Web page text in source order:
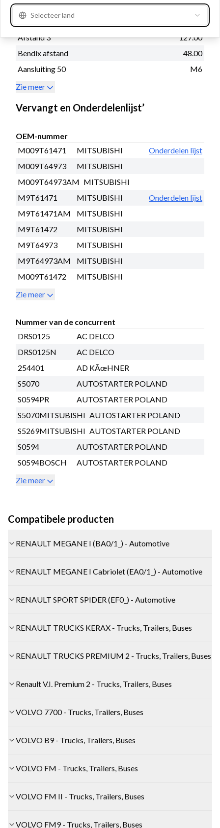
Afstand achter in mm
263.00
Afstand 2
Afstand 3
127.00
Bendix afstand
48.00
Aansluiting 50
M6
Zie meer
Vervangt en Onderdelenlijst’
OEM-nummer
M009T61471
MITSUBISHI
Onderdelen lijst
M009T64973
MITSUBISHI
M009T64973AM MITSUBISHI
M9T61471
MITSUBISHI
Onderdelen lijst
M9T61471AM
MITSUBISHI
M9T61472
MITSUBISHI
M9T64973
MITSUBISHI
M9T64973AM
MITSUBISHI
M009T61472
MITSUBISHI
Zie meer
Nummer van de concurrent
DRS0125
AC DELCO
DRS0125N
AC DELCO
254401
AD KÃœHNER
S5070
AUTOSTARTER POLAND
S0594PR
AUTOSTARTER POLAND
S5070MITSUBISHI AUTOSTARTER POLAND
S5269MITSUBISHI AUTOSTARTER POLAND
S0594
AUTOSTARTER POLAND
S0594BOSCH
AUTOSTARTER POLAND
Zie meer
Compatibele producten
RENAULT MEGANE I (BA0/1_) - Automotive
RENAULT MEGANE I Cabriolet (EA0/1_) - Automotive
RENAULT SPORT SPIDER (EF0_) - Automotive
RENAULT TRUCKS KERAX - Trucks, Trailers, Buses
RENAULT TRUCKS PREMIUM 2 - Trucks, Trailers, Buses
Renault V.I. Premium 2 - Trucks, Trailers, Buses
VOLVO 7700 - Trucks, Trailers, Buses
VOLVO B9 - Trucks, Trailers, Buses
VOLVO FM - Trucks, Trailers, Buses
VOLVO FM II - Trucks, Trailers, Buses
VOLVO FM9 - Trucks, Trailers, Buses
Selecteer land